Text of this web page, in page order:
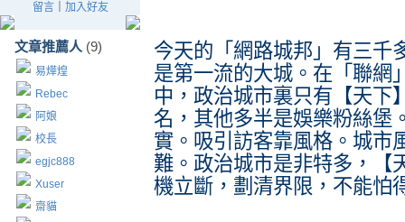
留言｜ 加入好友
文章推薦人 (9)
易燁煌
Rebec
阿娘
校長
egjc888
Xuser
齋貓
今天的「網路城邦」有三千
是第一流的大城。在「聯網
中，政治城市裏只有【天下
名，其他多半是娛樂粉絲堡
實。吸引訪客靠風格。城市
難。政治城市是非特多，【
機立斷，劃清界限，不能怕